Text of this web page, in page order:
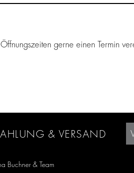
gerne einen Termin
& VERSAND
Buchner & Team